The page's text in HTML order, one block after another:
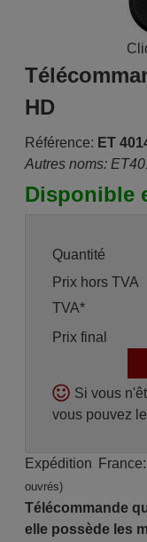
HD
Référence: ET
Autres noms:
Disponible
Quantité
Prix hors TVA
TVA*
Prix final
Si vous
vous pouvez
Expédition
ouvrés)
Télécommande
elle possède les